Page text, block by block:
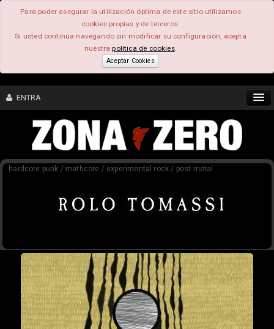
Para poder asegurar la utilización óptima de este sitio utilizamos
cookies propias y de terceros.
Si usted continúa navegando sin modificar su configuración, acepta
nuestrapolítica de cookies.
Aceptar Cookies
ENTRA
CONTENIDO
COMUNIDAD
FEEEDBACK
hardcore punk / mathcore / experimental rock / post-metal